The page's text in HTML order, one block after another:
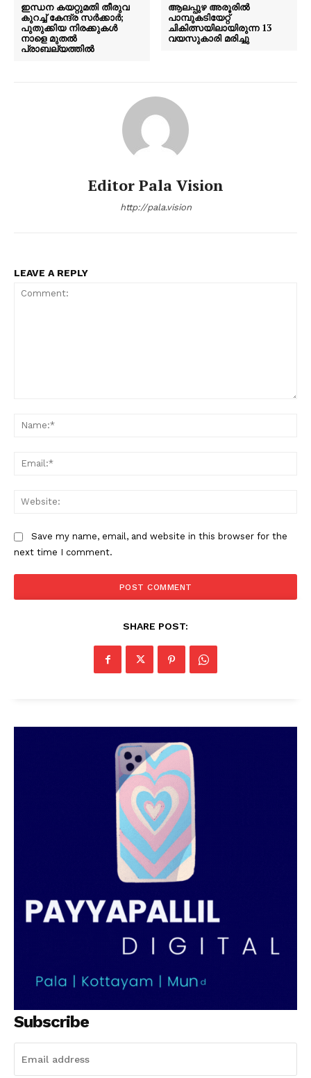
PALA VISION
ഇന്ധന കയറ്റുമതി തീരുവ
കുറച്ച് കേന്ദ്ര സർക്കാർ;
പുതുക്കിയ നിരക്കുകൾ
നാളെ മുതൽ
പ്രാബല്യത്തിൽ
ആലപ്പുഴ അരൂരിൽ
പാമ്പുകടിയേറ്റ്
ചികിത്സയിലായിരുന്ന 13
വയസുകാരി മരിച്ചു
Editor Pala Vision
http://pala.vision
LEAVE A REPLY
Save my name, email, and website in this browser for the
next time I comment.
SHARE POST:
Subscribe